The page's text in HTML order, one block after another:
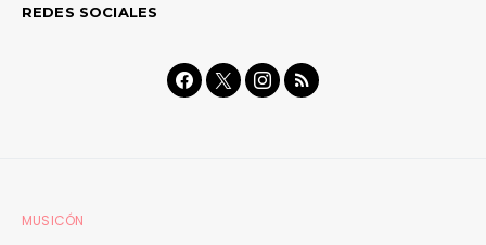
REDES SOCIALES
MUSICÓN